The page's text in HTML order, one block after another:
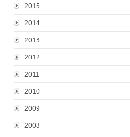
2015
2014
2013
2012
2011
2010
2009
2008